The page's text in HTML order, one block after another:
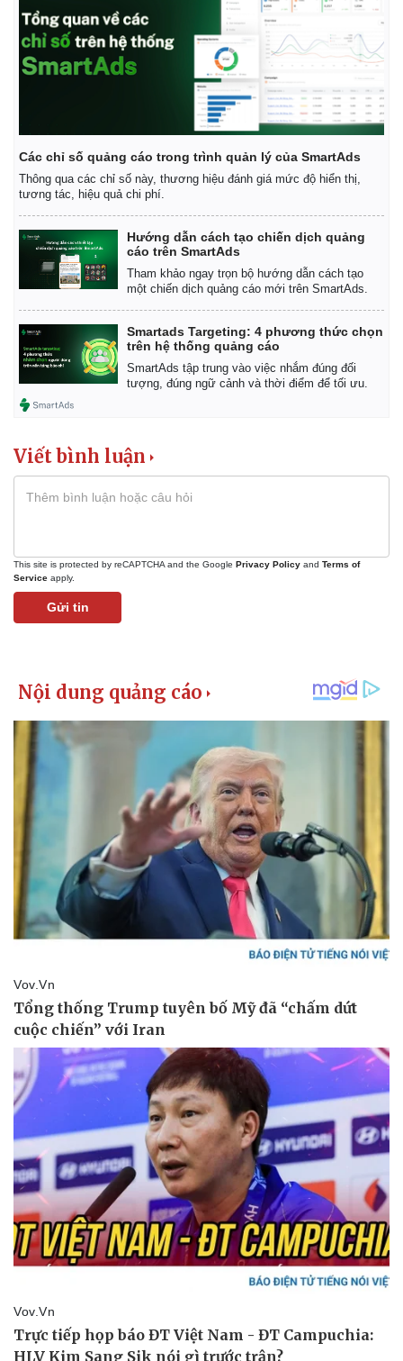
Kinh tế
Bất động sản
Khởi nghiệp
Thị trường
Giá vàng
Tiêu dùng
Tỷ giá
Chứng khoán
Các chỉ số quảng cáo trong trình quản lý của SmartAds
Thông qua các chỉ số này, thương hiệu đánh giá mức độ hiển thị,
tương tác, hiệu quả chi phí.
Hướng dẫn cách tạo chiến dịch quảng
cáo trên SmartAds
Tham khảo ngay trọn bộ hướng dẫn cách tạo
một chiến dịch quảng cáo mới trên SmartAds.
Smartads Targeting: 4 phương thức chọn
trên hệ thống quảng cáo
SmartAds tập trung vào việc nhắm đúng đối
tượng, đúng ngữ cảnh và thời điểm để tối ưu.
Viết bình luận
This site is protected by reCAPTCHA and the Google Privacy Policy and Terms of
Service apply.
Gửi tin